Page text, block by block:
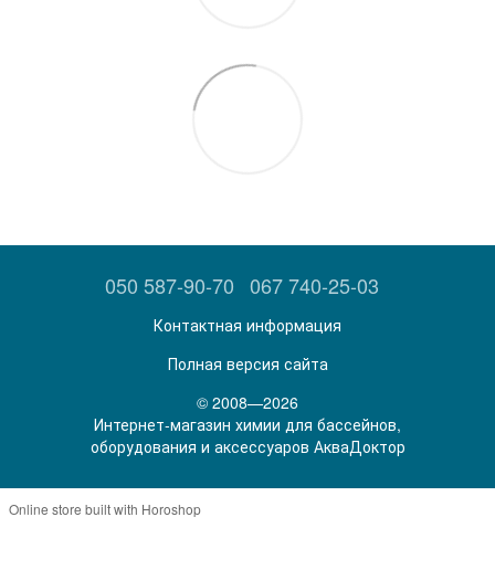
050 587-90-70 067 740-25-03
Контактная информация
Полная версия сайта
© 2008—2026
Интернет-магазин химии для бассейнов,
оборудования и аксессуаров АкваДоктор
Online store built with Horoshop